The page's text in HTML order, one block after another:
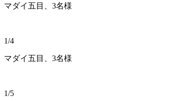
マダイ五目、3名様
1/4
マダイ五目、3名様
1/5